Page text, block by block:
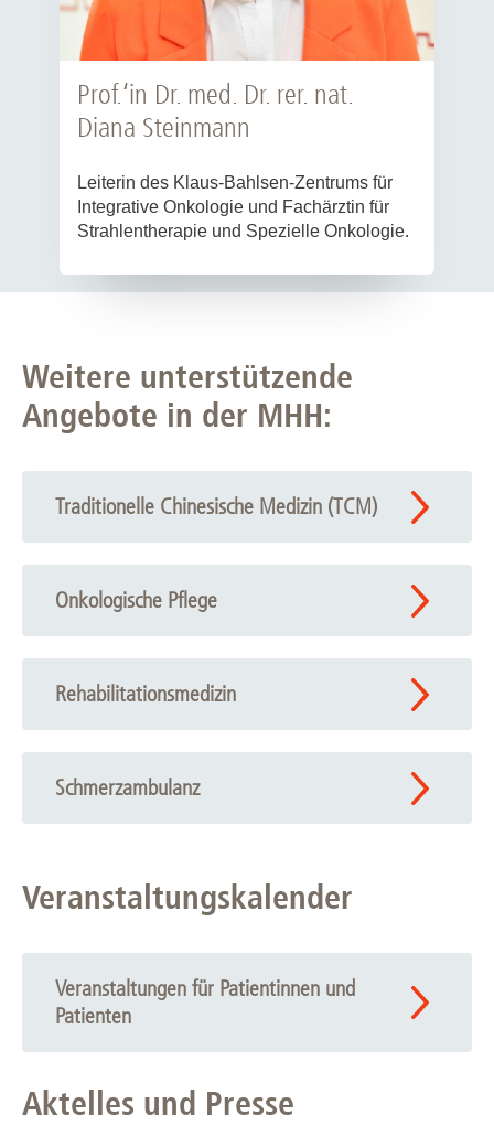
Prof.‘in Dr. med. Dr. rer. nat.
Diana Steinmann
Leiterin des Klaus-Bahlsen-Zentrums für
Integrative Onkologie und Fachärztin für
Strahlentherapie und Spezielle Onkologie.
Weitere unterstützende
Angebote in der MHH:
Traditionelle Chinesische Medizin (TCM)
Onkologische Pflege
Rehabilitationsmedizin
Schmerzambulanz
Veranstaltungskalender
Veranstaltungen für Patientinnen und
Patienten
Aktelles und Presse